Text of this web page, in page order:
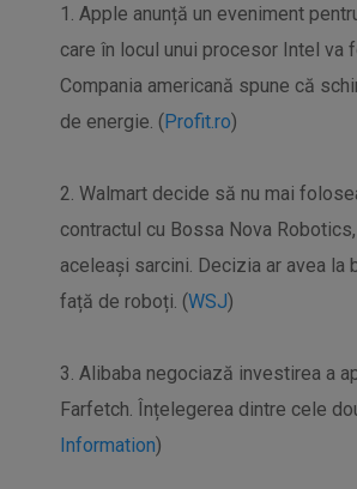
1. Apple anunță un eveniment
care în locul unui procesor Intel
Compania americană spune că
de energie. (Profit.ro)
2. Walmart decide să nu mai
contractul cu Bossa Nova
aceleași sarcini. Decizia ar avea
față de roboți. (WSJ)
3. Alibaba negociază investirea a
Farfetch. Înțelegerea dintre cele
Information)